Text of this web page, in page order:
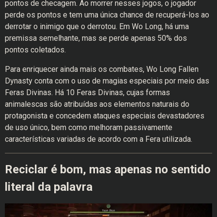
pontos de checagem. Ao morrer nesses jogos, o jogador
perde os pontos e tem uma única chance de recuperá-los ao
derrotar o inimigo que o derrotou. Em Wo Long, há uma
premissa semelhante, mas se perde apenas 50% dos
pontos coletados.
Para enriquecer ainda mais os combates, Wo Long Fallen
Dynasty conta com o uso de magias especiais por meio das
Feras Divinas. Há 10 Feras Divinas, cujas formas
animalescas são atribuídas aos elementos naturais do
protagonista e concedem ataques especiais devastadores
de uso único, bem como melhoram passivamente
características variadas de acordo com a Fera utilizada.
Reciclar é bom, mas apenas no sentido
literal da palavra